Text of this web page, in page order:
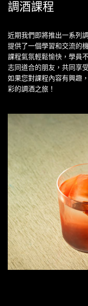
調酒課程
近期我們即將推出一系列
提供了一個學習和交流的
課程氣氛輕鬆愉快，學員
志同道合的朋友，共同享
如果您對課程內容有興趣
彩的調酒之旅！